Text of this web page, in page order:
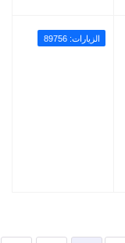
الزيارات: 89756